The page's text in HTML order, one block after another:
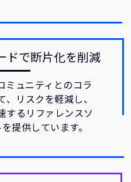
ドで断片化を削減
ミュニティとのコラ
リスクを軽減し、
するリファレンスソ
提供しています。